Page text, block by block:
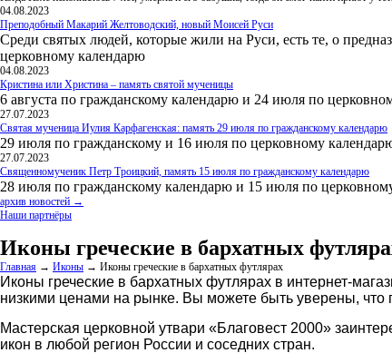
04.08.2023
Преподобный Макарий Желтоводский, новый Моисей Руси
Среди святых людей, которые жили на Руси, есть те, о
церковному календарю
04.08.2023
Кристина или Христина – память святой мученицы
6 августа по гражданскому календарю и 24 июля по
27.07.2023
Святая мученица Иулия Карфагенская: память 29 июля по гражданскому календарю
29 июля по гражданскому и 16 июля по церковному
27.07.2023
Священномученик Петр Троицкий, память 15 июля по гражданскому календарю
28 июля по гражданскому календарю и 15 июля по
архив новостей →
Наши партнёры
Иконы греческие в бархатных
Главная → Иконы → Иконы греческие в бархатных футлярах
Иконы греческие в бархатных футлярах в интернет-
низкими ценами на рынке. Вы можете быть уверены, что
Мастерская церковной утвари «Благовест 2000»
икон в любой регион России и соседних стран.